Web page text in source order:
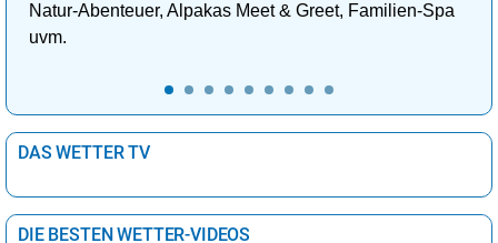
Natur-Abenteuer, Alpakas Meet & Greet, Familien-Spa
uvm.
DAS WETTER TV
DIE BESTEN WETTER-VIDEOS